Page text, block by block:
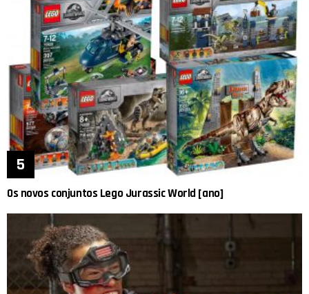
Os novos conjuntos Lego Jurassic World [ano]